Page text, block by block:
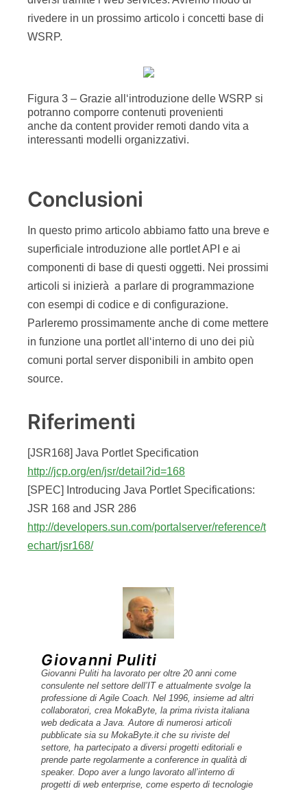
rivedere in un prossimo articolo i concetti base di
WSRP.
Figura 3 – Grazie all‘introduzione delle WSRP si
potranno comporre contenuti provenienti
anche da content provider remoti dando vita a
interessanti modelli organizzativi.
Conclusioni
In questo primo articolo abbiamo fatto una breve e
superficiale introduzione alle portlet API e ai
componenti di base di questi oggetti. Nei prossimi
articoli si inizierà a parlare di programmazione
con esempi di codice e di configurazione.
Parleremo prossimamente anche di come mettere
in funzione una portlet all‘interno di uno dei più
comuni portal server disponibili in ambito open
source.
Riferimenti
[JSR168] Java Portlet Specification
http://jcp.org/en/jsr/detail?id=168
[SPEC] Introducing Java Portlet Specifications:
JSR 168 and JSR 286
http://developers.sun.com/portalserver/reference/t
echart/jsr168/
Giovanni Puliti
Giovanni Puliti ha lavorato per oltre 20 anni come
consulente nel settore dell’IT e attualmente svolge la
professione di Agile Coach. Nel 1996, insieme ad altri
collaboratori, crea MokaByte, la prima rivista italiana
web dedicata a Java. Autore di numerosi articoli
pubblicate sia su MokaByte.it che su riviste del
settore, ha partecipato a diversi progetti editoriali e
prende parte regolarmente a conference in qualità di
speaker. Dopo aver a lungo lavorato all’interno di
progetti di web enterprise, come esperto di tecnologie